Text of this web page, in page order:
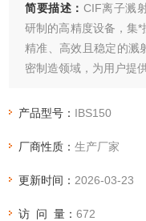
简要描述： CIF离子溅
研制的高精度设备，集
精准、高效且稳定的溅
密制造领域，为用户提
产品型号： IBS150
厂商性质：生产厂家
更新时间： 2026-03-23
访 问 量：672